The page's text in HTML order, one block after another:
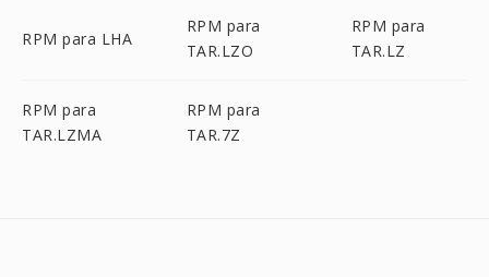
RPM para LHA
RPM para
TAR.LZO
RPM para
TAR.LZ
RPM para
TAR.LZMA
RPM para
TAR.7Z